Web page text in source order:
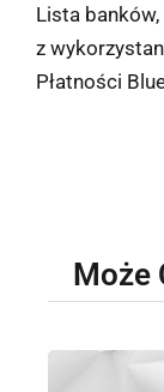
Lista
z
Płatności
Może